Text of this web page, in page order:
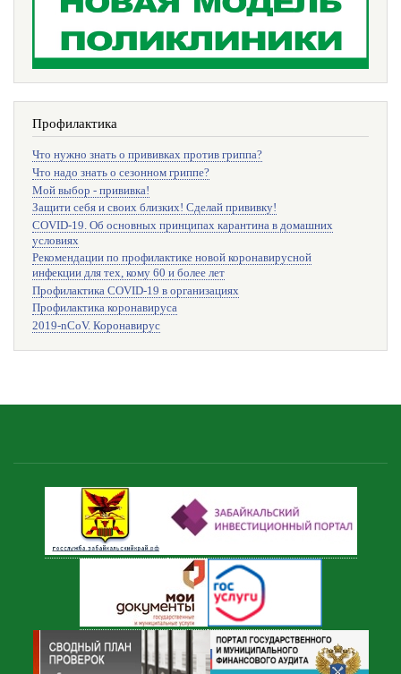
Профилактика
Что нужно знать о прививках против гриппа?
Что надо знать о сезонном гриппе?
Мой выбор - прививка!
Защити себя и своих близких! Сделай прививку!
COVID-19. Об основных принципах карантина в домашних
условиях
Рекомендации по профилактике новой коронавирусной
инфекции для тех, кому 60 и более лет
Профилактика COVID-19 в организациях
Профилактика коронавируса
2019-nCoV. Коронавирус